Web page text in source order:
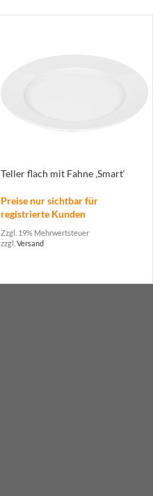
Teller flach mit Fahne ‚Smart‘
Preise nur sichtbar für
registrierte Kunden
Zzgl. 19% Mehrwertsteuer
zzgl. Versand